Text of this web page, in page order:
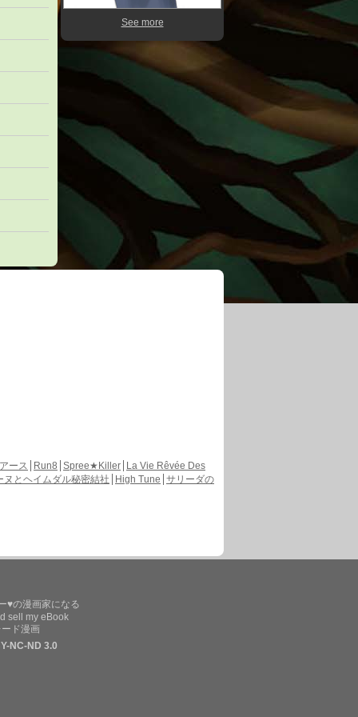
See more
ース Run8 Spree★Killer
La Vie Rêvée Des
ヌとヘイムダル秘密結社
High Tune サリーダの
♥の漫画家になる
sell my eBook
ド漫画
NC-ND 3.0